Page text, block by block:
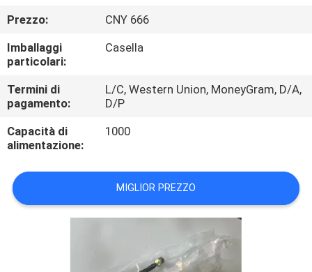
CONTROLLO
DI
QUALITÀ
CONTATTICI
RICHIEDA
UNA
Prezzo:
CNY 666
Imballaggi
particolari:
Casella
Termini di
pagamento:
L/C, Western Union, MoneyGram, D/A,
D/P
Capacità di
alimentazione:
1000
MIGLIOR PREZZO